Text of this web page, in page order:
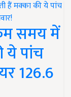
समय में
ये पांच
126.6